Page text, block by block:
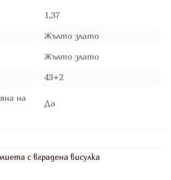
1,37
Жълто злато
Жълто злато
43+2
на
Да
с вградена висулка